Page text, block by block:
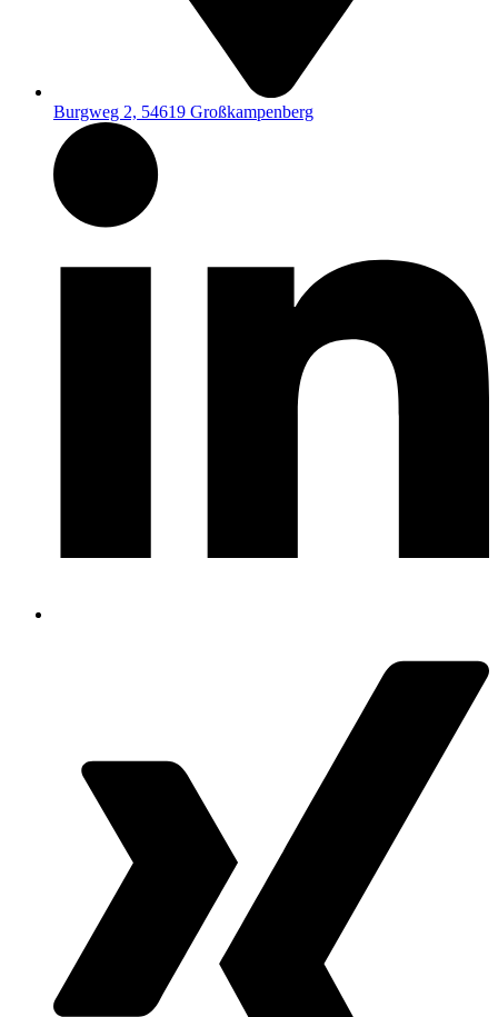
Burgweg 2, 54619 Großkampenberg